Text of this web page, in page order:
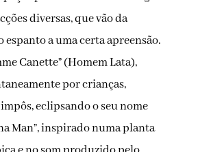
diversas, que vão da
espanto a uma certa apreensão.
Canette” (Homem Lata),
por crianças,
eclipsando o seu nome
Man”, inspirado numa planta